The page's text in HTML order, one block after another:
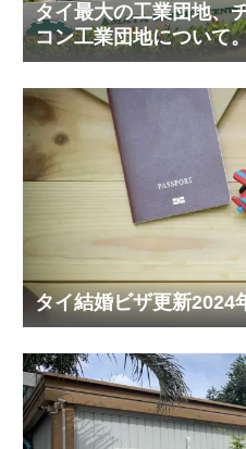
タイ最大の工業団地、
コン工業団地について
タイ結婚ビザ更新2024